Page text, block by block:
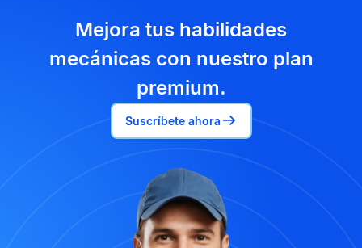
Mejora tus habilidades
mecánicas con nuestro plan
premium.
Suscríbete ahora